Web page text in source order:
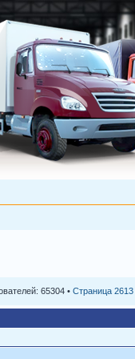
65304 • Страница 2613